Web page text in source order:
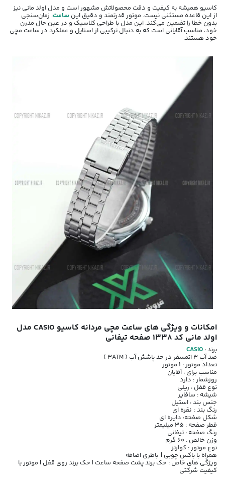
کاسیو همیشه به کیفیت و دقت محصولاتش مشهور است و مدل اولد مانی نیز
از این قاعده مستثنی نیست. موتور قدرتمند و دقیق این ساعت، زمان‌سنجی
بدون خطا را تضمین می‌کند. این مدل با طراحی کلاسیک و در عین حال مدرن
خود، مناسب آقایانی است که به دنبال ترکیبی از استایل و عملکرد در ساعت مچی
خود هستند.
امکانات و ویژگی های ساعت مچی مردانه کاسیو CASIO مدل
اولد مانی کد 1338 صفحه تیفانی
برند : CASIO
ضد آب 3 اتمسفر در حد پاشش آب ( 3ATM )
تعداد موتور : 1 موتور
مناسب برای : آقایان
روزشمار : دارد
نوع قفل : ریلی
شیشه : سافایر
جنس بند : استیل
رنگ بند : نقره ای
شکل صفحه: دایره ای
قطر صفحه : 35 میلیمتر
رنگ صفحه : تیفانی
وزن خالص : 60 گرم
نوع موتور : کوارتز
همراه با باکس چوبی | باطری اضافه
ویژگی های خاص : حک برند پشت صفحه ساعت | حک برند روی قفل | موتور با
کیفیت شرکتی